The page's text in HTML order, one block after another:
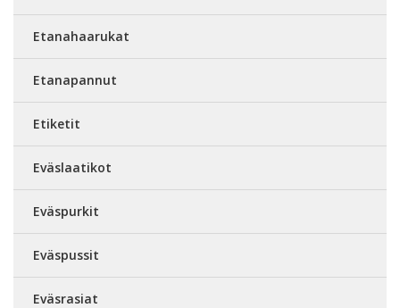
Etanahaarukat
Etanapannut
Etiketit
Eväslaatikot
Eväspurkit
Eväspussit
Eväsrasiat